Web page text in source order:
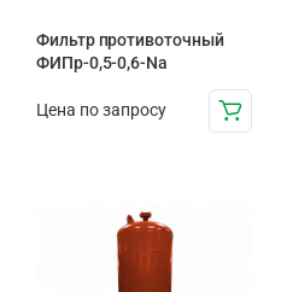
Фильтр противоточный
ФИПр-0,5-0,6-Na
Цена по запросу